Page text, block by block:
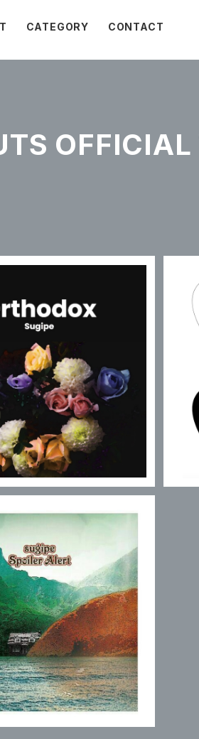
CATEGORY CONTACT
OFFICIAL
】EP「Orthodox」
¥1,500
/ Spoiler Alert
¥500